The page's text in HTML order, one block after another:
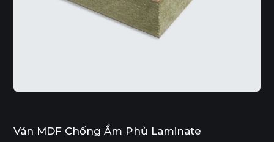
Ván MDF Chống Ẩm Phủ Laminate